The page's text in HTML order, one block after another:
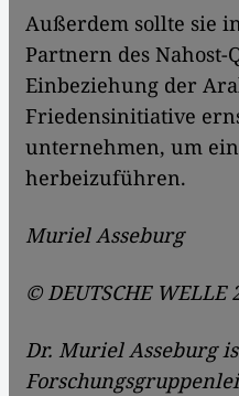
Außerdem sollte sie
Partnern des
Einbeziehung der
Friedensinitiative
unternehmen, um
herbeizuführen.
Muriel Asseburg
© DEUTSCHE WELLE
Dr. Muriel Asseburg